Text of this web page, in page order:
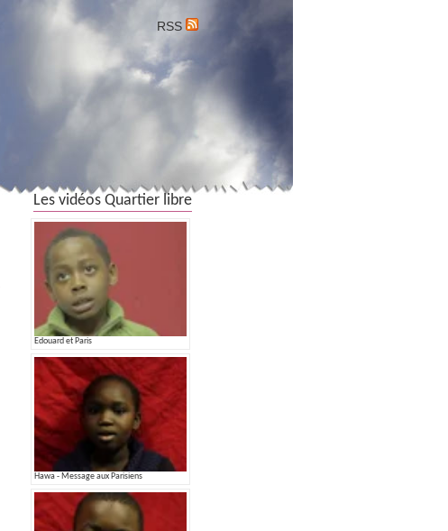
RSS
Les vidéos Quartier libre
Edouard et Paris
Hawa - Message aux Parisiens